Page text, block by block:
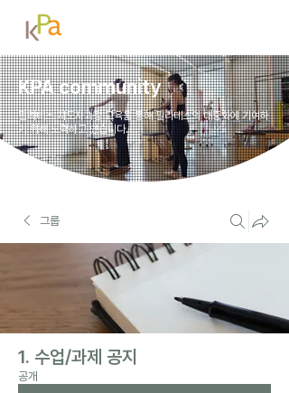
KPA community
필라테스 지도자과정 교육을 통해 필라테스의 대중화에 기여하
기 위해 노력하고 있습니다.
그룹
1. 수업/과제 공지
공개